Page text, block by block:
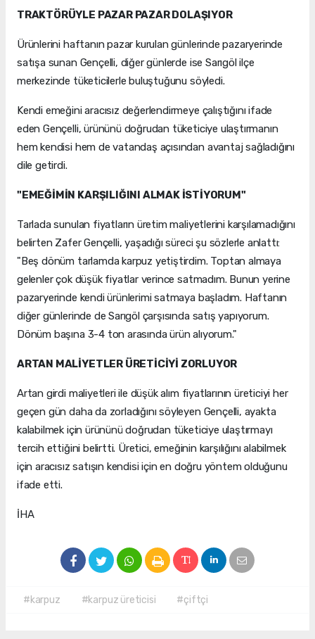
TRAKTÖRÜYLE PAZAR PAZAR DOLAŞIYOR
Ürünlerini haftanın pazar kurulan günlerinde pazaryerinde
satışa sunan Gençelli, diğer günlerde ise Sarıgöl ilçe
merkezinde tüketicilerle buluştuğunu söyledi.
Kendi emeğini aracısız değerlendirmeye çalıştığını ifade
eden Gençelli, ürününü doğrudan tüketiciye ulaştırmanın
hem kendisi hem de vatandaş açısından avantaj sağladığını
dile getirdi.
"EMEĞİMİN KARŞILIĞINI ALMAK İSTİYORUM"
Tarlada sunulan fiyatların üretim maliyetlerini karşılamadığını
belirten Zafer Gençelli, yaşadığı süreci şu sözlerle anlattı:
"Beş dönüm tarlamda karpuz yetiştirdim. Toptan almaya
gelenler çok düşük fiyatlar verince satmadım. Bunun yerine
pazaryerinde kendi ürünlerimi satmaya başladım. Haftanın
diğer günlerinde de Sarıgöl çarşısında satış yapıyorum.
Dönüm başına 3-4 ton arasında ürün alıyorum."
ARTAN MALİYETLER ÜRETİCİYİ ZORLUYOR
Artan girdi maliyetleri ile düşük alım fiyatlarının üreticiyi her
geçen gün daha da zorladığını söyleyen Gençelli, ayakta
kalabilmek için ürününü doğrudan tüketiciye ulaştırmayı
tercih ettiğini belirtti. Üretici, emeğinin karşılığını alabilmek
için aracısız satışın kendisi için en doğru yöntem olduğunu
ifade etti.
İHA
#karpuz #karpuz üreticisi #çiftçi